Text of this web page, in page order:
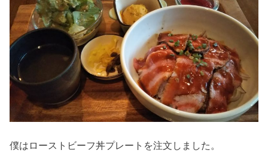
僕はローストビーフ丼プレートを注文しました。